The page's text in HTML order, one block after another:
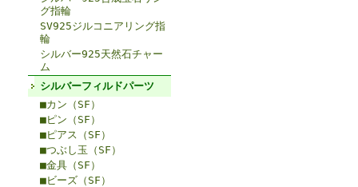
グ指輪
SV925ジルコニアリング指
輪
シルバー925天然石チャー
ム
シルバーフィルドパーツ
■カン（SF）
■ピン（SF）
■ピアス（SF）
■つぶし玉（SF）
■金具（SF）
■ビーズ（SF）